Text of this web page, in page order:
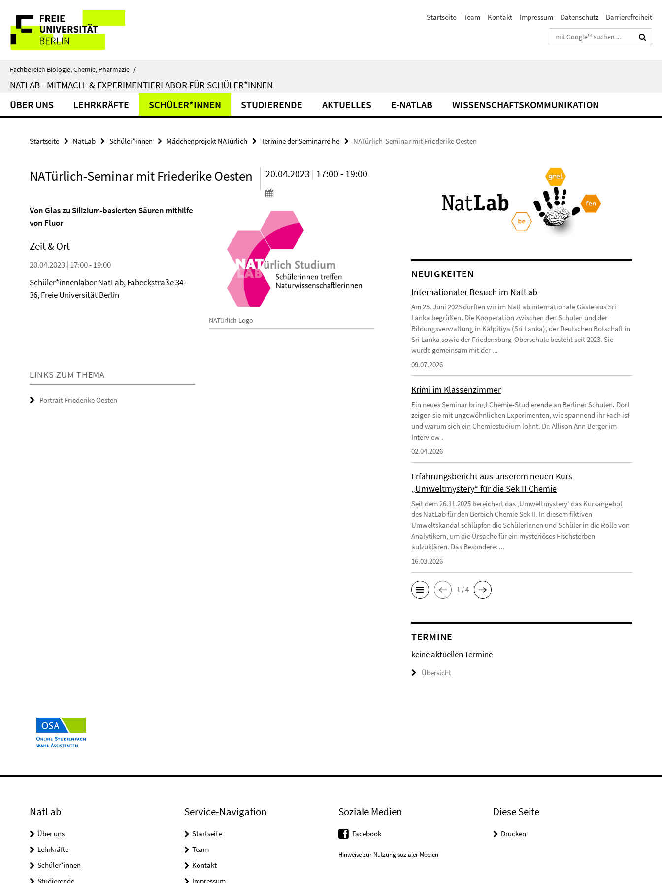
direkt
Inhalt
Service-
Navigation
Startseite Team Kontakt Impressum Datenschutz
Barrierefreiheit
Suchbegriffe
Fachbereich Biologie, Chemie, Pharmazie /
NATLAB - MITMACH- & EXPERIMENTIERLABOR FÜR SCHÜLER*INNEN
ÜBER UNS LEHRKRÄFTE SCHÜLER*INNEN STUDIERENDE AKTUELLES E-NATLAB WISSENSCHAFTSKOMMUNIKATION
Startseite NatLab Schüler*innen Mädchenprojekt NATürlich Termine der Seminarreihe NATürlich-Seminar mit Friederike Oesten
NATürlich-Seminar mit Friederike Oesten 20.04.2023 | 17:00 - 19:00
NATürlich Logo
Von Glas zu Silizium-basierten Säuren mithilfe
von Fluor
Zeit & Ort
20.04.2023 | 17:00 - 19:00
Schüler*innenlabor NatLab, Fabeckstraße 34-
36, Freie Universität Berlin
LINKS ZUM THEMA
Portrait Friederike Oesten
NEUIGKEITEN
Internationaler Besuch im NatLab
Am 25. Juni 2026 durften wir im NatLab internationale Gäste aus Sri
Lanka begrüßen. Die Kooperation zwischen den Schulen und der
Bildungsverwaltung in Kalpitiya (Sri Lanka), der Deutschen Botschaft in
Sri Lanka sowie der Friedensburg-Oberschule besteht seit 2023. Sie
wurde gemeinsam mit der ...
09.07.2026
Krimi im Klassenzimmer
Ein neues Seminar bringt Chemie-Studierende an Berliner Schulen. Dort
zeigen sie mit ungewöhnlichen Experimenten, wie spannend ihr Fach ist
und warum sich ein Chemiestudium lohnt. Dr. Allison Ann Berger im
Interview .
02.04.2026
Erfahrungsbericht aus unserem neuen Kurs
„Umweltmystery“ für die Sek II Chemie
Seit dem 26.11.2025 bereichert das ‚Umweltmystery‘ das Kursangebot
des NatLab für den Bereich Chemie Sek II. In diesem fiktiven
Umweltskandal schlüpfen die Schülerinnen und Schüler in die Rolle von
Analytikern, um die Ursache für ein mysteriöses Fischsterben
aufzuklären. Das Besondere: ...
16.03.2026
1 / 4
TERMINE
keine aktuellen Termine
Übersicht
NatLab
Über uns
Lehrkräfte
Schüler*innen
Studierende
Service-Navigation
Startseite
Team
Kontakt
Impressum
Soziale Medien
Facebook
Hinweise zur Nutzung sozialer Medien
Diese Seite
Drucken